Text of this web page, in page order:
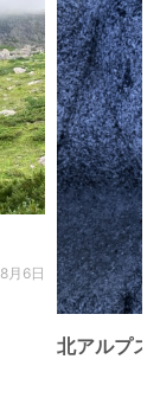
月6日
北アルプ